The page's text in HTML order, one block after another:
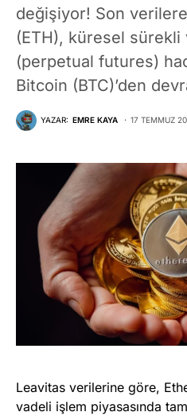
değişiyor! Son
(ETH), küresel sürekli
(perpetual futures)
Bitcoin (BTC)’den
YAZAR: EMRE KAYA 17 TEMMUZ
Leavitas verilerine göre,
vadeli işlem piyasasında tam